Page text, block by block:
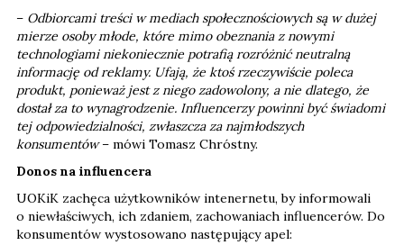
– Odbiorcami treści w mediach społecznościowych są w dużej
mierze osoby młode, które mimo obeznania z nowymi
technologiami niekoniecznie potrafią rozróżnić neutralną
informację od reklamy. Ufają, że ktoś rzeczywiście poleca
produkt, ponieważ jest z niego zadowolony, a nie dlatego, że
dostał za to wynagrodzenie. Influencerzy powinni być świadomi
tej odpowiedzialności, zwłaszcza za najmłodszych
konsumentów– mówi Tomasz Chróstny.
Donos na influencera
UOKiK zachęca użytkowników intenernetu, by informowali
o niewłaściwych, ich zdaniem, zachowaniach influencerów. Do
konsumentów wystosowano następujący apel: